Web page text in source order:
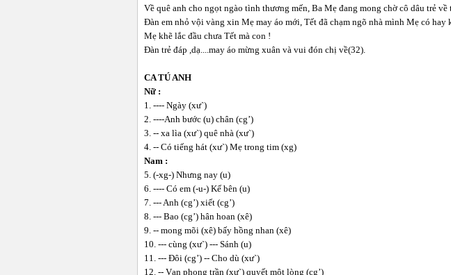
Về quê anh cho ngọt ngào tình thương mến, Ba Mẹ đang mong chờ cô dâu trẻ về
Đàn em nhỏ vội vàng xin Mẹ may áo mới, Tết đã chạm ngõ nhà mình Mẹ có hay
Mẹ khẽ lắc đầu chưa Tết mà con !
Đàn trẻ đáp ,dạ....may áo mừng xuân và vui đón chị về(32).
CA TÚ ANH
Nữ :
1. ---- Ngày (xư`)
2. ----Anh bước (u) chân (cg’)
3. -- xa lìa (xư`) quê nhà (xư`)
4. -- Có tiếng hát (xư`) Mẹ trong tim (xg)
Nam :
5. (-xg-) Nhưng nay (u)
6. ---- Có em (-u-) Kế bên (u)
7. --- Anh (cg’) xiết (cg’)
8. --- Bao (cg’) hân hoan (xê)
9. -- mong mõi (xê) bấy hồng nhan (xê)
10. --- cùng (xư`) --- Sánh (u)
11. --- Đôi (cg’) -- Cho dù (xư`)
12. -- Vạn phong trần (xư`) quyết một lòng (cg’)